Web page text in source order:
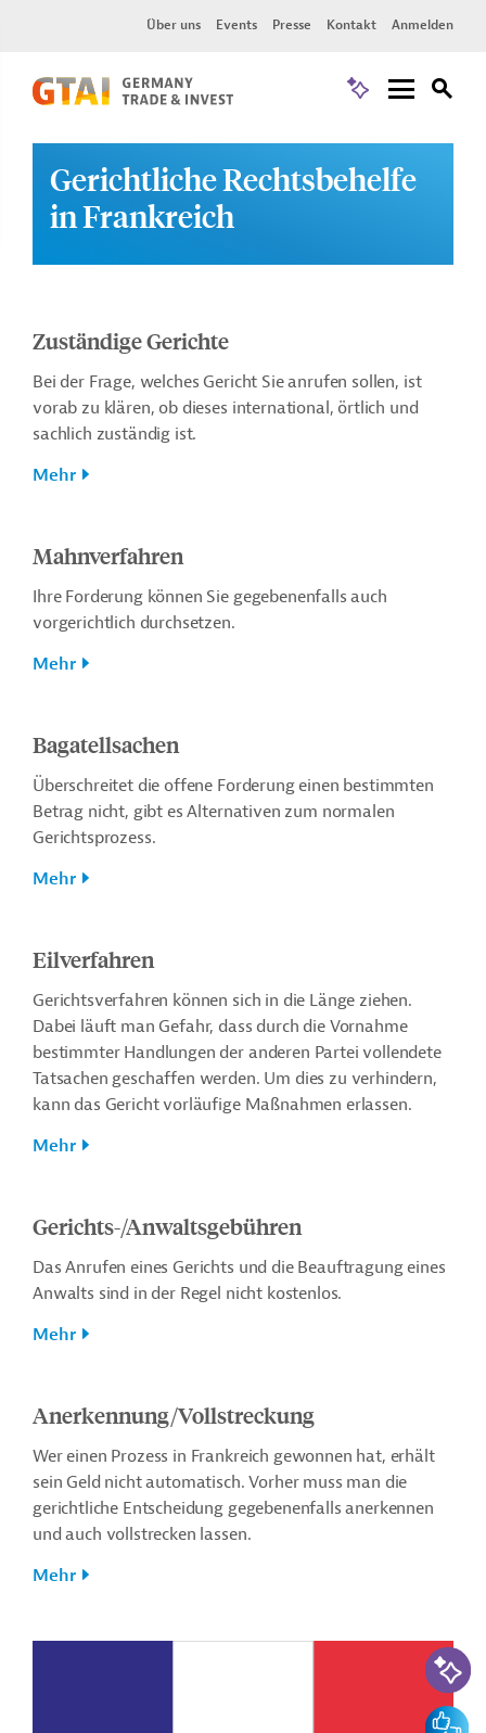
Über uns Events Presse Kontakt Anmelden
Gerichtliche Rechtsbehelfe
in Frankreich
Zuständige Gerichte
Bei der Frage, welches Gericht Sie anrufen sollen, ist
vorab zu klären, ob dieses international, örtlich und
sachlich zuständig ist.
Mehr
Mahnverfahren
Ihre Forderung können Sie gegebenenfalls auch
vorgerichtlich durchsetzen.
Mehr
Bagatellsachen
Überschreitet die offene Forderung einen bestimmten
Betrag nicht, gibt es Alternativen zum normalen
Gerichtsprozess.
Mehr
Eilverfahren
Gerichtsverfahren können sich in die Länge ziehen.
Dabei läuft man Gefahr, dass durch die Vornahme
bestimmter Handlungen der anderen Partei vollendete
Tatsachen geschaffen werden. Um dies zu verhindern,
kann das Gericht vorläufige Maßnahmen erlassen.
Mehr
Gerichts-/Anwaltsgebühren
Das Anrufen eines Gerichts und die Beauftragung eines
Anwalts sind in der Regel nicht kostenlos.
Mehr
Anerkennung/Vollstreckung
Wer einen Prozess in Frankreich gewonnen hat, erhält
sein Geld nicht automatisch. Vorher muss man die
gerichtliche Entscheidung gegebenenfalls anerkennen
und auch vollstrecken lassen.
Mehr
KI-